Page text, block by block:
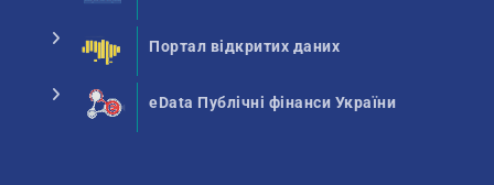
Портал відкритих даних
eData Публічні фінанси України